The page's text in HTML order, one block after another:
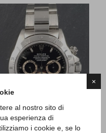
×
al nostro sito di
esperienza di
i cookie e, se lo